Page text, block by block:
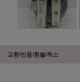
교환/반품/환불/취소